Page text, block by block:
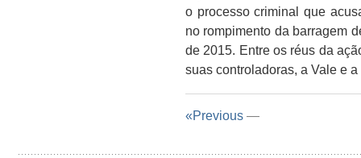
o processo criminal que
no rompimento da barragem
de 2015. Entre os réus da
suas controladoras, a Vale e
«Previous —